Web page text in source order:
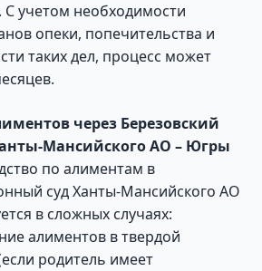
С учетом необходимости
опеки, попечительства и
таких дел, процесс может
через Березовский
Мансийского АО – Югры
по алиментам в
суд Ханты-Мансийского АО
в сложных случаях:
алиментов в твердой
родитель имеет